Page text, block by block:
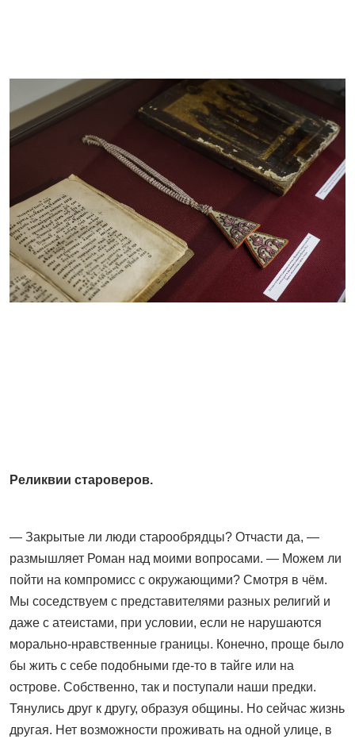
Реликвии староверов.
— Закрытые ли люди старообрядцы? Отчасти да, —
размышляет Роман над моими вопросами. — Можем ли
пойти на компромисс с окружающими? Смотря в чём.
Мы соседствуем с представителями разных религий и
даже с атеистами, при условии, если не нарушаются
морально-нравственные границы. Конечно, проще было
бы жить с себе подобными где-то в тайге или на
острове. Собственно, так и поступали наши предки.
Тянулись друг к другу, образуя общины. Но сейчас жизнь
другая. Нет возможности проживать на одной улице, в